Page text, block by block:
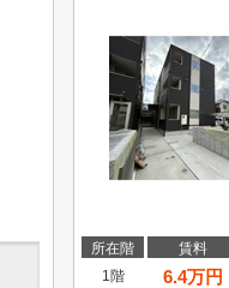
所在階 賃料
1階
6.4万円